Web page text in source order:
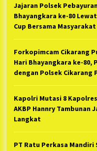
Jelang
Cikarang
1 tahun ago
Jajaran Polsek
Bhayangkara ke-80
Cup Bersama Masyarakat
Forkopimcam Cikarang
Hari Bhayangkara ke-80,
dengan Polsek Cikarang
Kapolri Mutasi 8
AKBP Hannry Tambunan
Langkat
PT Ratu Perkasa Mandiri